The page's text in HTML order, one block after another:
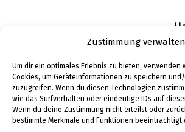
Zustimmung verwalten
Um dir ein optimales Erlebnis zu bieten, verwenden
Cookies, um Geräteinformationen zu speichern
zuzugreifen. Wenn du diesen Technologien
wie das Surfverhalten oder eindeutige IDs auf
Wenn du deine Zustimmung nicht erteilst oder
bestimmte Merkmale und Funktionen beeinträchtigt
IMPRESSUM
DATENSCHUTZERKLÄRUNG
PINTEREST